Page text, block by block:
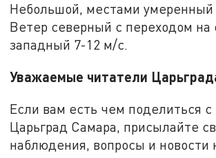
Небольшой, местами
Ветер северный с переходом на
западный 7-12 м/с.
Уважаемые читатели
Если вам есть чем поделиться
Царьград Самара, присылайте
наблюдения, вопросы и новости